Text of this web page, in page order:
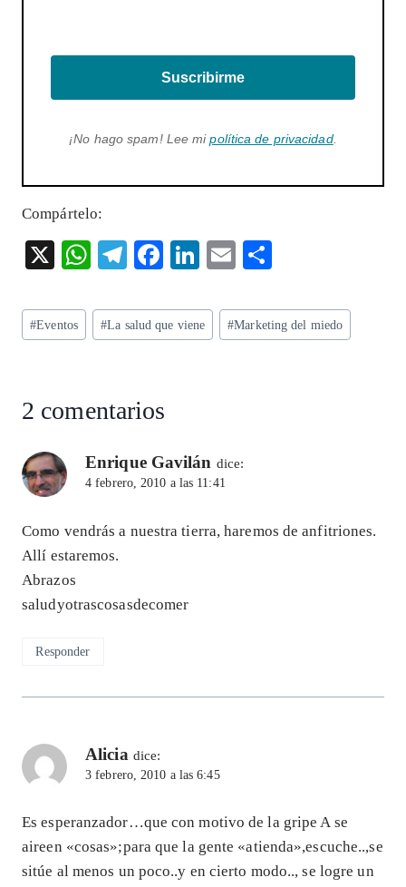
Suscribirme
¡No hago spam! Lee mipolítica de privacidad.
Compártelo:
X
W
ts
A
p
T
eg
ra
F
eb
o
Li
ke
dI
E
ai
l
re
Etiquetas
de
#Eventos #La salud que viene #Marketing del miedo
2 comentarios
Enrique Gavilán dice:
4 febrero, 2010 a las 11:41
Como vendrás a nuestra tierra, haremos de anfitriones.
Allí estaremos.
Abrazos
saludyotrascosasdecomer
Responder
Alicia dice:
3 febrero, 2010 a las 6:45
Es esperanzador…que con motivo de la gripe A se
aireen «cosas»;para que la gente «atienda»,escuche..,se
sitúe al menos un poco..y en cierto modo.., se logre un